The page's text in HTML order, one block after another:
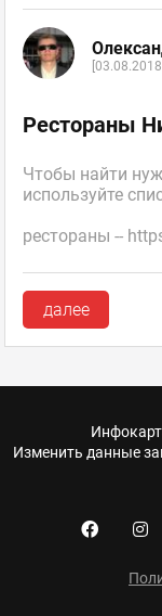
Рестораны
Чтобы найти
используйте
рестораны --
далее
Изменить данные